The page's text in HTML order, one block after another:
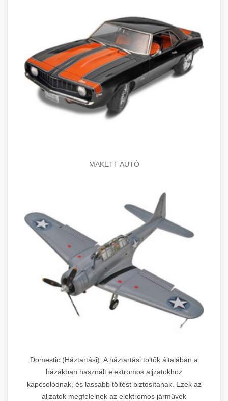
MAKETT AUTÓ
Domestic (Háztartási): A háztartási töltők általában a
házakban használt elektromos aljzatokhoz
kapcsolódnak, és lassabb töltést biztosítanak. Ezek az
aljzatok megfelelnek az elektromos járművek